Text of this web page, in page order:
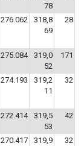
78
276.062
318,8
69
28
275.084
319,0
52
171
274.193
319,2
11
32
272.414
319,5
53
42
270.417
319,9
32